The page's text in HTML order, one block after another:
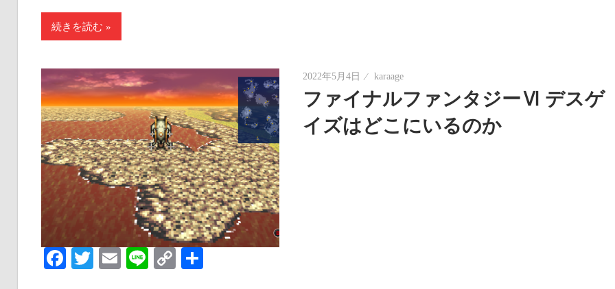
続きを読む
2022年5月4日 karaage
ファイナルファンタジーⅥ デスゲ
イズはどこにいるのか
Facebook
TwitterEmailLineCopy